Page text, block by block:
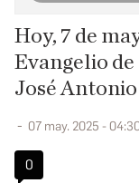
Hoy, 7 de
Evangelio
José
07 may. 2025 -
0